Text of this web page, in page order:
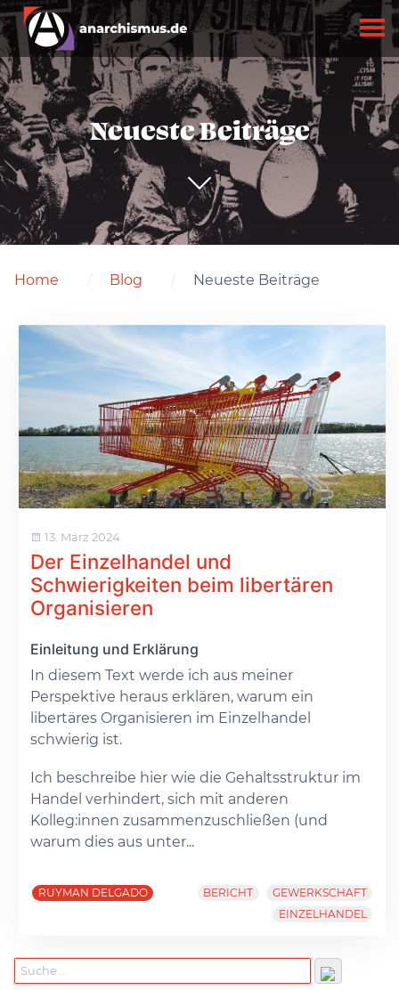
Neueste Beiträge
Home Blog Neueste Beiträge
13. März 2024
Der Einzelhandel und
Schwierigkeiten beim libertären
Organisieren
Einleitung und Erklärung
In diesem Text werde ich aus meiner
Perspektive heraus erklären, warum ein
libertäres Organisieren im Einzelhandel
schwierig ist.
Ich beschreibe hier wie die Gehaltsstruktur im
Handel verhindert, sich mit anderen
Kolleg:innen zusammenzuschließen (und
warum dies aus unter...
RUYMAN DELGADO BERICHT
GEWERKSCHAFT
EINZELHANDEL